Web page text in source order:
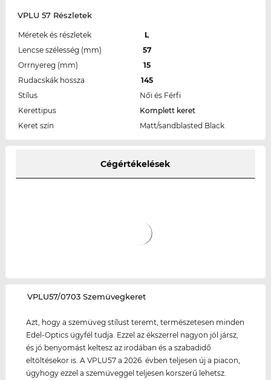
VPLU 57 Részletek
Méretek és részletek
L
Lencse szélesség (mm)
57
Orrnyereg (mm)
15
Rudacskák hossza
145
Stílus
Női és Férfi
Kerettipus
Komplett keret
Keret szín
Matt/sandblasted Black
Cégértékelések
‌VPLU57/0703 Szemüvegkeret
Azt, hogy a szemüveg stílust teremt, természetesen minden
Edel-Optics ügyfél tudja. Ezzel az ékszerrel nagyon jól jársz,
és jó benyomást keltesz az irodában és a szabadidő
eltöltésekor is. A VPLU57 a 2026. évben teljesen új a piacon,
úgyhogy ezzel a szemüveggel teljesen korszerű lehetsz.